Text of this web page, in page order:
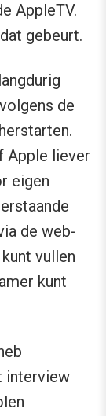
AppleTV.
gebeurt.
de
Apple liever
eigen
de web-
vullen
kunt
interview